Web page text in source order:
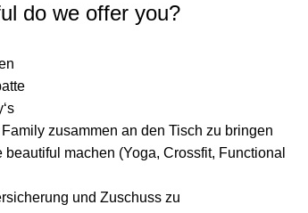
do we offer you?
zusammen an den Tisch zu bringen
machen (Yoga, Crossfit, Functional
und Zuschuss zu